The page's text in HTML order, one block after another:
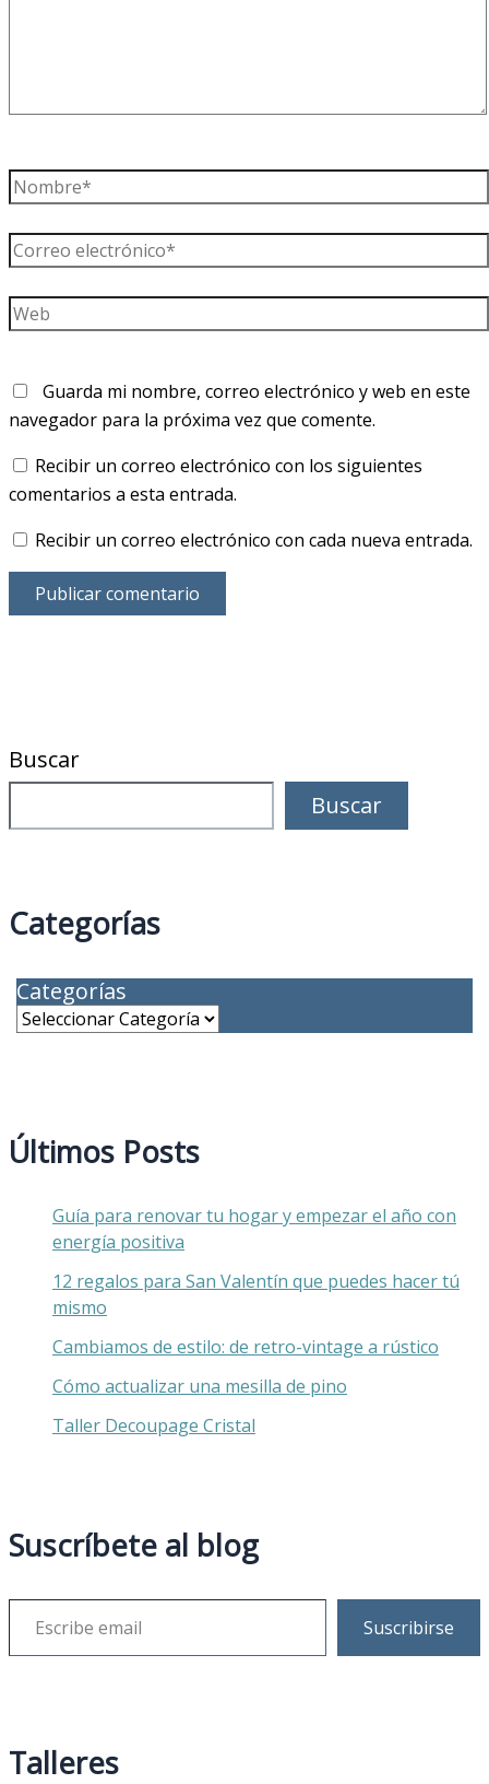
Nombre*
Correo
electrónico*
Web
Guarda mi nombre, correo electrónico y web en este
navegador para la próxima vez que comente.
Recibir un correo electrónico con los siguientes
comentarios a esta entrada.
Recibir un correo electrónico con cada nueva entrada.
Buscar
Buscar
Categorías
Categorías
Últimos Posts
Guía para renovar tu hogar y empezar el año con
energía positiva
12 regalos para San Valentín que puedes hacer tú
mismo
Cambiamos de estilo: de retro-vintage a rústico
Cómo actualizar una mesilla de pino
Taller Decoupage Cristal
Suscríbete al blog
Suscribirse
Talleres